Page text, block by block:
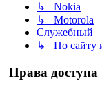
↳ Nokia
↳ Motorola
Служебный
↳ По сайту
Права доступа